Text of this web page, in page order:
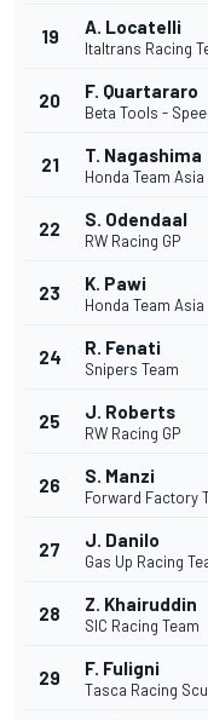
19 A. Locatelli
Italtrans Racing
20 F. Quartararo
Beta Tools -
21 T. Nagashima
Honda Team Asia
22 S. Odendaal
RW Racing GP
23 K. Pawi
Honda Team Asia
24 R. Fenati
Snipers Team
25 J. Roberts
RW Racing GP
26 S. Manzi
Forward Factory
27 J. Danilo
Gas Up Racing
28 Z. Khairuddin
SIC Racing Team
29 F. Fuligni
Tasca Racing